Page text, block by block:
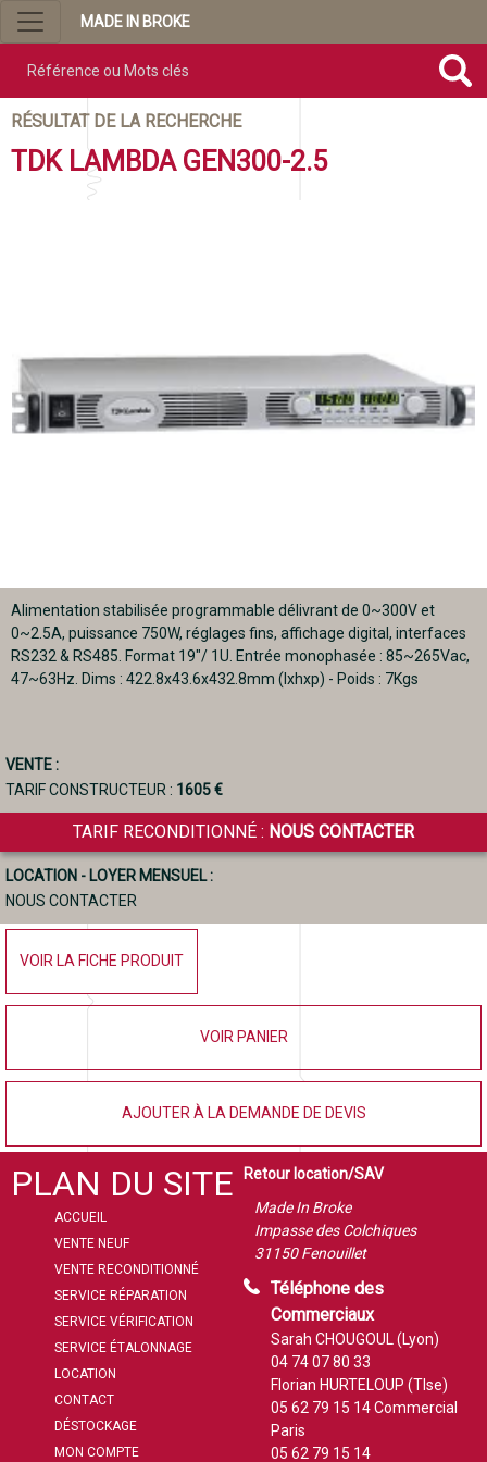
MADE IN BROKE
RÉSULTAT DE LA RECHERCHE
TDK LAMBDA GEN300-2.5
Alimentation stabilisée programmable délivrant de 0~300V et
0~2.5A, puissance 750W, réglages fins, affichage digital, interfaces
RS232 & RS485. Format 19"/ 1U. Entrée monophasée : 85~265Vac,
47~63Hz. Dims : 422.8x43.6x432.8mm (lxhxp) - Poids : 7Kgs
VENTE :
TARIF CONSTRUCTEUR : 1605 €
TARIF RECONDITIONNÉ : NOUS CONTACTER
LOCATION - LOYER MENSUEL :
NOUS CONTACTER
VOIR LA FICHE PRODUIT
VOIR PANIER
AJOUTER À LA DEMANDE DE DEVIS
PLAN DU SITE
ACCUEIL
VENTE NEUF
VENTE RECONDITIONNÉ
SERVICE RÉPARATION
SERVICE VÉRIFICATION
SERVICE ÉTALONNAGE
LOCATION
CONTACT
DÉSTOCKAGE
MON COMPTE
Retour location/SAV
Made In Broke
Impasse des Colchiques
31150 Fenouillet
Téléphone des
Commerciaux
Sarah CHOUGOUL (Lyon)
04 74 07 80 33
Florian HURTELOUP (Tlse)
05 62 79 15 14Commercial
Paris
05 62 79 15 14